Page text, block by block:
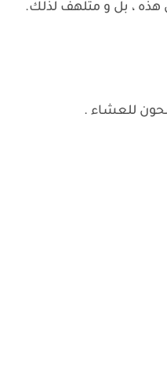
هذه ، بل و متلهف لذلك.
للعشاء .